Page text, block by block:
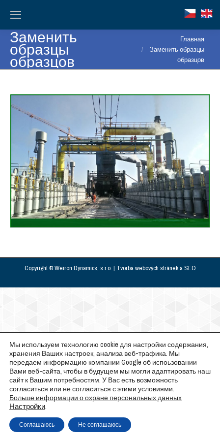
Заменить
образцы
образцов
Главная
Заменить образцы
образцов
Copyright © Weiron Dynamics, s.r.o. | Tvorba webových stránekaSEO
Мы используем технологию cookie для настройки содержания,
хранения Ваших настроек, анализа веб-трафика. Мы
передаем информацию компании Google об испоьзовании
Вами веб-сайта, чтобы в будущем мы могли адаптировать наш
сайт к Вашим потребностям. У Вас есть возможность
согласиться или не согласиться с этими условиями.
Больше информации о охране персональных данных
Настройки.
Соглашаюсь Не соглашаюсь